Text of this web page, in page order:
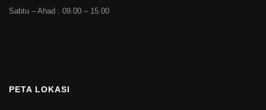
Sabtu – Ahad : 09.00 – 15.00
PETA LOKASI